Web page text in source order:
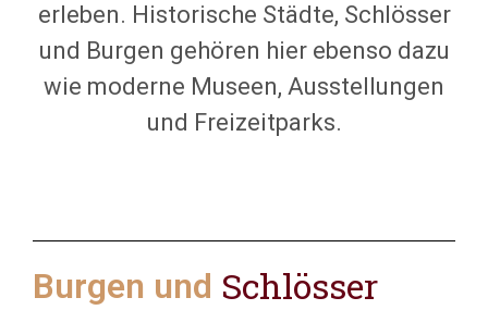
erleben. Historische Städte, Schlösser
und Burgen gehören hier ebenso dazu
wie moderne Museen, Ausstellungen
und Freizeitparks.
Burgen und Schlösser